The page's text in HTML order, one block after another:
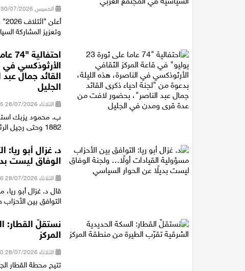
الخميس 30/07/2026 16:27
وتعزيز المشاركة
الأرثوذكسي في
القائد جمال
الجليل
الثلاثاء 28/07/2026 21:15
ب. محمود يزبك
1882 وحتى رجيل الرئيس جمال عبد الناصر، متوقفا عند أهم المفاصل التاريخية ف...
د. غزال أبو ريا:
الوفاق ليست
الثلاثاء 28/07/2026 18:16
قال د. غزال أبو ريا،
التوافق بين
نستقلّ القطار:
المركز
الثلاثاء 28/07/2026 14:40
تتيح محطة القطار